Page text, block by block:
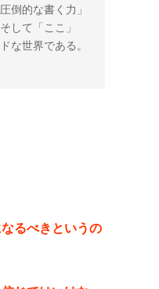
倒的な書く力」
そして「ここ」
な世界である。
るべきというの